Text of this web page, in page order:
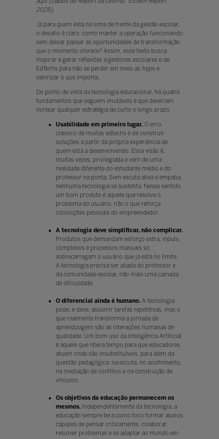
2025).
Já para quem está na linha de frente da gestão escolar,
o desafio é claro: como manter a operação funcionando
sem deixar passar as oportunidades de transformação
que o momento oferece? Assim, esse texto busca
inspirar e gerar reflexões a gestores escolares e de
EdTechs para não se perder em meio ao hype e
valorizar o que importa.
Do ponto de vista da tecnologia educacional, há quatro
fundamentos que seguem imutáveis e que deveriam
nortear qualquer estratégia de curto e longo prazo.
Usabilidade em primeiro lugar.O erro
clássico de muitas edtechs é de construir
soluções a partir da própria experiência de
quem está a desenvolvendo. Essa visão é,
muitas vezes, privilegiada e vem de uma
realidade diferente do estudante médio e do
professor na ponta. Sem escuta ativa e empatia,
nenhuma tecnologia se sustenta. Nesse sentido,
um bom produto é aquele que resolve o
problema do usuário, não o que reforça
convicções pessoais do empreendedor.
A tecnologia deve simplificar, não complicar.
Produtos que demandam esforço extra, inputs
complexos e processos manuais só
sobrecarregam o usuário que já está no limite.
A tecnologia precisa ser aliada do professor e
da comunidade escolar, não mais uma camada
de dificuldade.
O diferencial ainda é humano.A tecnologia
pode, e deve, assumir tarefas repetitivas, mas o
que realmente transforma a jornada de
aprendizagem são as interações humanas de
qualidade. Um bom uso da Inteligência Artificial
é aquele que libera tempo para que educadores
atuem onde são insubstituíveis, para além da
questão pedagógica: na escuta, no acolhimento,
na mediação de conflitos e na construção de
vínculos.
Os objetivos da educação permanecem os
mesmos.Independentemente da tecnologia, a
educação sempre terá como foco formar alunos
capazes de pensar criticamente, colaborar,
resolver problemas e se adaptar ao mundo em